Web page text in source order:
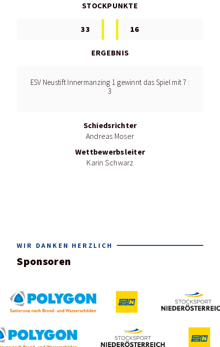
STOCKPUNKTE
33 16
ERGEBNIS
ESV Neustift Innermanzing 1 gewinnt das Spiel mit 7 :
3
Schiedsrichter
Andreas Moser
Wettbewerbsleiter
Karin Schwarz
WIR DANKEN HERZLICH
Sponsoren